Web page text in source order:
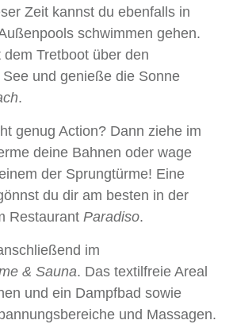
Zeit kannst du ebenfalls in
schwimmen gehen.
Tretboot über den
und genieße die Sonne
.
genug Action? Dann ziehe im
deine Bahnen oder wage
der Sprungtürme! Eine
du dir am besten in der
Restaurant Paradiso.
im
& Sauna. Das textilfreie Areal
und ein Dampfbad sowie
und Massagen.